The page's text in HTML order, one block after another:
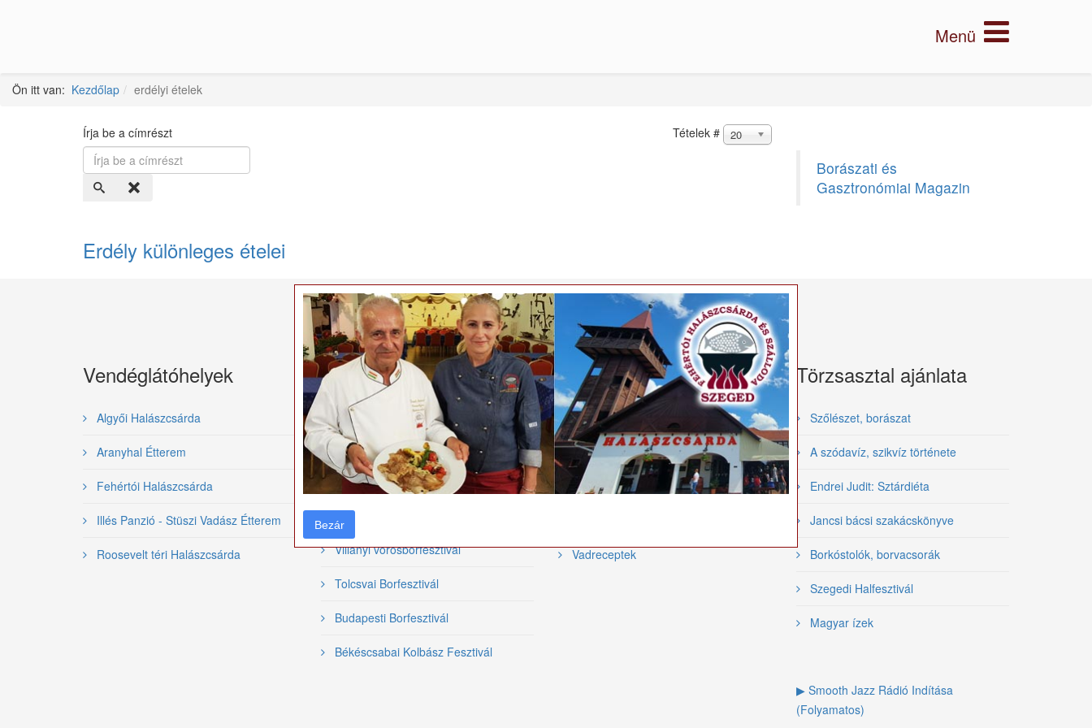
Ön itt van: Kezdőlap erdélyi ételek
Írja be a címrészt Tételek # 20
Erdély különleges ételei
Borászati és
Gasztronómiai Magazin
Vendéglátóhelyek
Algyői Halászcsárda
Aranyhal Étterem
Fehértói Halászcsárda
Illés Panzió - Stüszi Vadász Étterem
Roosevelt téri Halászcsárda
Gasztronómiai
rendezvények
Nemzetközi Tiszai Halfesztivál
Bajai Halfőző Fesztivál
Szegedi Borfesztivál
Villányi vörösborfesztivál
Tolcsvai Borfesztivál
Budapesti Borfesztivál
Békéscsabai Kolbász Fesztivál
Videó receptek
Hal receptek
Szárnyas receptek
Grill receptek
Vadreceptek
Törzsasztal ajánlata
Szőlészet, borászat
A szódavíz, szikvíz története
Endrei Judit: Sztárdiéta
Jancsi bácsi szakácskönyve
Borkóstolók, borvacsorák
Szegedi Halfesztivál
Magyar ízek
▶ Smooth Jazz Rádió Indítása
(Folyamatos)
×
Bezár
Bezár